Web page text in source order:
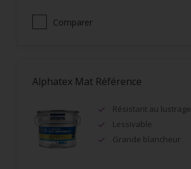
Comparer
Alphatex Mat Référence
Résistant au lustrage
Lessivable
Grande blancheur